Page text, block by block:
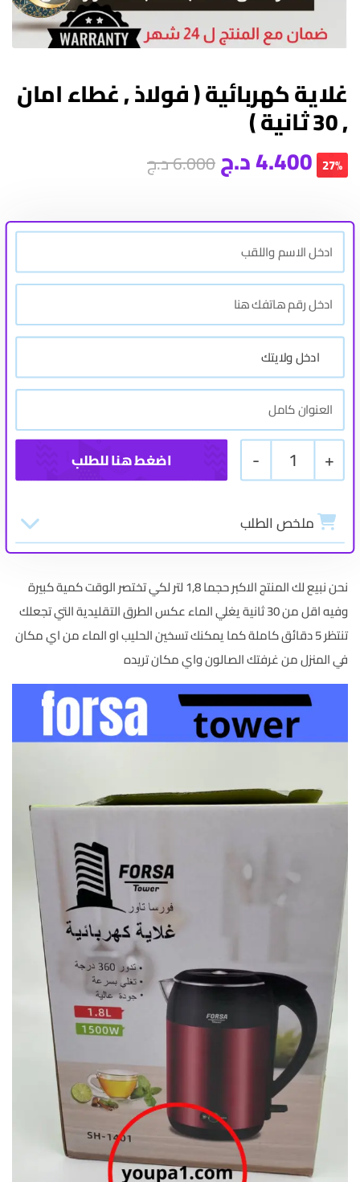
غلاية كهربائية ( فولاذ , غطاء امان
, 30 ثانية )
4.400د.ج6.000د.ج 27%
+
1
-
ملخص الطلب
نحن نبيع لك المنتج الاكبر حجما 1,8 لتر لكي تختصر الوقت كمية كبيرة
وفيه اقل من 30 ثانية يغلي الماء عكس الطرق التقليدية التي تجعلك
تنتظر 5 دقائق كاملة كما يمكنك تسخين الحليب او الماء من اي مكان
في المنزل من غرفتك الصالون واي مكان تريده